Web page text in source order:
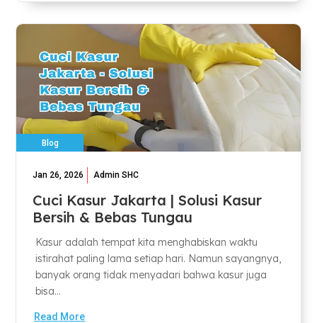
Blog
Jan 26, 2026 Admin SHC
Cuci Kasur Jakarta | Solusi Kasur
Bersih & Bebas Tungau
Kasur adalah tempat kita menghabiskan waktu
istirahat paling lama setiap hari. Namun sayangnya,
banyak orang tidak menyadari bahwa kasur juga
bisa...
Read More